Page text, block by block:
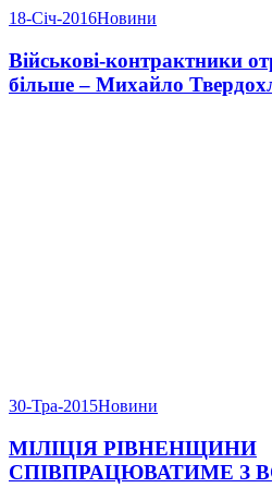
18-Січ-2016Новини
Військові-контрактники
більше – Михайло
30-Тра-2015Новини
МІЛІЦІЯ РІВНЕНЩИНИ
СПІВПРАЦЮВАТИМЕ З